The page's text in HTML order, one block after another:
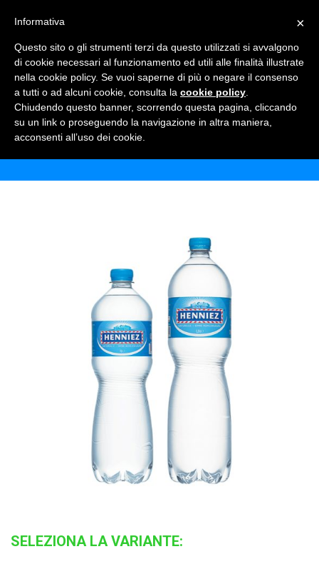
HENNIEZ BLU VARI FORMATI
Home Shop Acque Minerali
SELEZIONA LA VARIANTE:
×
Informativa
Questo sito o gli strumenti terzi da questo utilizzati si avvalgono
di cookie necessari al funzionamento ed utili alle finalità illustrate
nella cookie policy. Se vuoi saperne di più o negare il consenso
a tutti o ad alcuni cookie, consulta la cookie policy
Chiudendo questo banner, scorrendo questa pagina, cliccando
su un link o proseguendo la navigazione in altra maniera,
acconsenti all’uso dei cookie.